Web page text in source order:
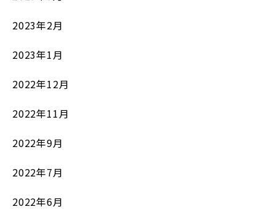
2023年2月
2023年1月
2022年12月
2022年11月
2022年9月
2022年7月
2022年6月